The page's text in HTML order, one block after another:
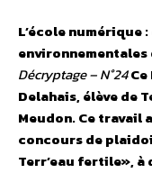
L’école numérique
environnementales
Décryptage – N°24
Delahais, élève de
Meudon. Ce travail
concours de
Terr’eau fertile»,